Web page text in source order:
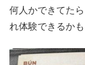
何人かできてた
れ体験できるかも